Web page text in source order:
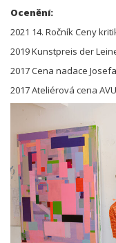
Ocenění:
2021 14. Ročník Ceny
2019 Kunstpreis der
2017 Cena nadace
2017 Ateliérová cena AVU